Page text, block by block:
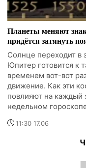
Планеты меняют
придётся затянуть
Солнце переходит в
Юпитер готовится к
временем вот-вот
движение. Как эти
повлияют на каждый
недельном
11:30 17.06